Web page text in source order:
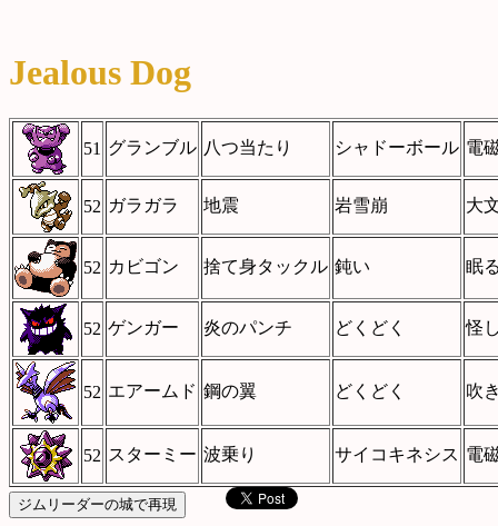
Jealous Dog
51 グランブル 八つ当たり シャドーボール 電
52 ガラガラ 地震 岩雪崩 大
52 カビゴン 捨て身タックル 鈍い 眠
52 ゲンガー 炎のパンチ どくどく 怪
52 エアームド 鋼の翼 どくどく 吹
52 スターミー 波乗り サイコキネシス 電